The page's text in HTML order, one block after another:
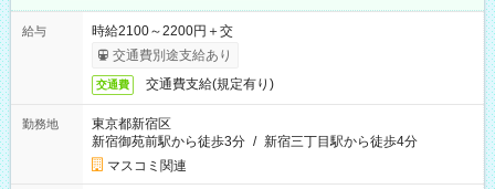
給与
時給2100～2200円＋交
交通費別途支給あり
交通費 交通費支給(規定有り)
勤務地
東京都新宿区
新宿御苑前駅から徒歩3分 / 新宿三丁目駅から徒歩4分
マスコミ関連